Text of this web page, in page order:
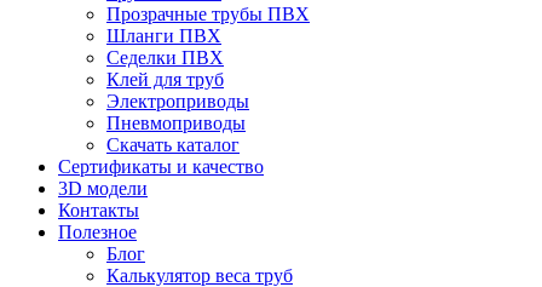
Прозрачные трубы ПВХ
Шланги ПВХ
Седелки ПВХ
Клей для труб
Электроприводы
Пневмоприводы
Скачать каталог
Сертификаты и качество
3D модели
Контакты
Полезное
Блог
Калькулятор веса труб